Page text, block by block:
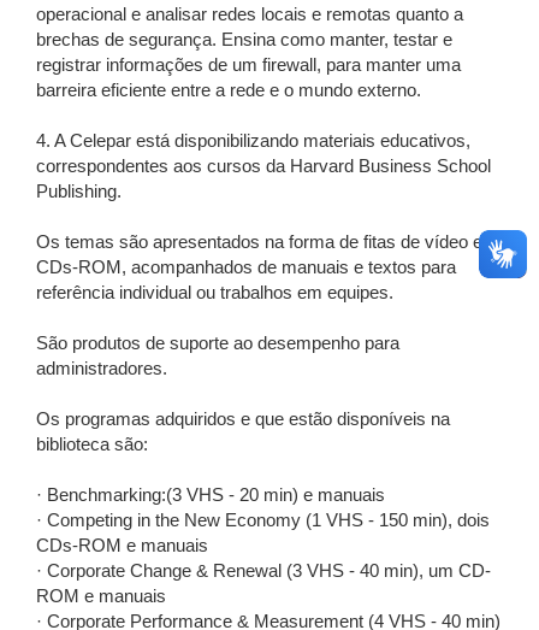
operacional e analisar redes locais e remotas quanto a
brechas de segurança. Ensina como manter, testar e
registrar informações de um firewall, para manter uma
barreira eficiente entre a rede e o mundo externo.
4. A Celepar está disponibilizando materiais educativos,
correspondentes aos cursos da Harvard Business School
Publishing.
Os temas são apresentados na forma de fitas de vídeo e
CDs-ROM, acompanhados de manuais e textos para
referência individual ou trabalhos em equipes.
São produtos de suporte ao desempenho para
administradores.
Os programas adquiridos e que estão disponíveis na
biblioteca são:
· Benchmarking:(3 VHS - 20 min) e manuais
· Competing in the New Economy (1 VHS - 150 min), dois
CDs-ROM e manuais
· Corporate Change & Renewal (3 VHS - 40 min), um CD-
ROM e manuais
· Corporate Performance & Measurement (4 VHS - 40 min)